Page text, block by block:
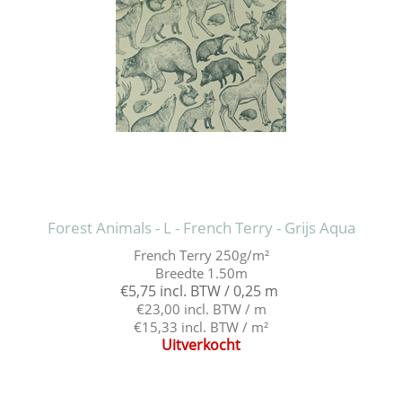
Forest Animals - L - French Terry - Grijs Aqua
French Terry 250g/m²
Breedte 1.50m
€5,75 incl. BTW / 0,25 m
€23,00 incl. BTW / m
€15,33 incl. BTW / m²
Uitverkocht